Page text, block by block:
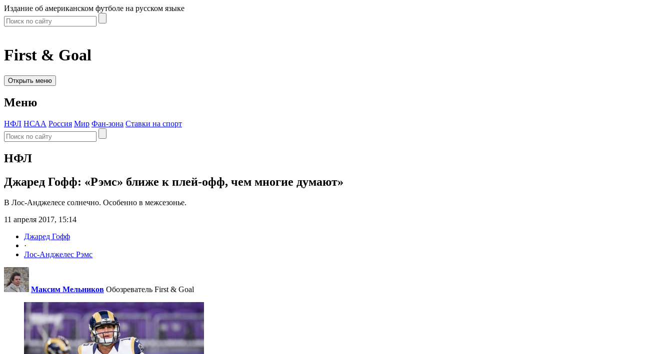
Издание об американском футболе на русском языке
First & Goal
Открыть меню
Меню
НФЛ НСАА Россия Мир Фан-зона Ставки на спорт
НФЛ
Джаред Гофф: «Рэмс» ближе к плей-офф, чем многие думают»
В Лос-Анджелесе солнечно. Особенно в межсезонье.
11 апреля 2017, 15:14
Джаред Гофф
·
Лос-Анджелес Рэмс
Максим Мельников Обозреватель First & Goal